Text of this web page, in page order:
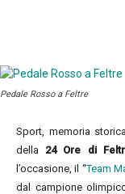
Pedale Rosso a Feltre
Sport, memoria
della 24 Ore di
l’occasione, il “Team
dal campione